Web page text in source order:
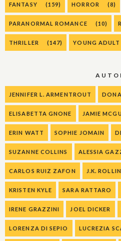
FANTASY (159) HORROR (8)
PARANORMAL ROMANCE (10)
THRILLER (147) YOUNG ADULT
JENNIFER L. ARMENTROUT
ELISABETTA GNONE JAMIE
ERIN WATT SOPHIE JOMAIN
SUZANNE COLLINS ALESSIA
CARLOS RUIZ ZAFON J.K.
KRISTEN KYLE SARA RATTARO
IRENE GRAZZINI JOEL DICKER
LORENZA DI SEPIO LUCREZIA